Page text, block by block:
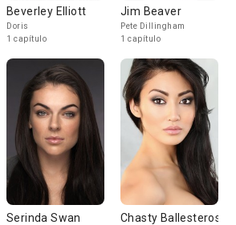
Beverley Elliott
Doris
1 capítulo
Jim Beaver
Pete Dillingham
1 capítulo
Serinda Swan Chasty Ballesteros